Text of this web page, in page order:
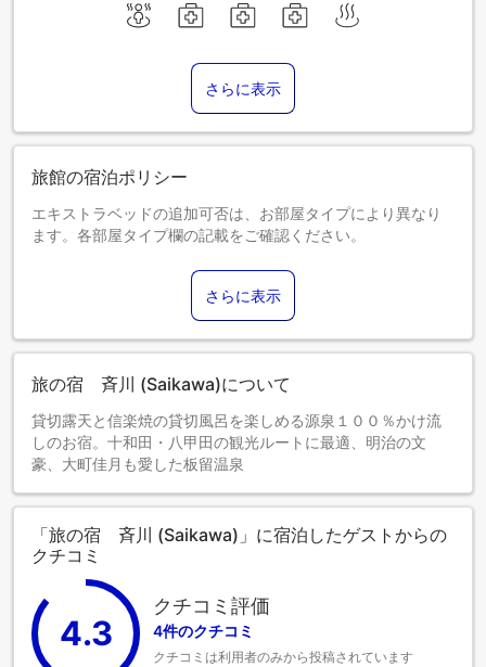
さらに表示
旅館の宿泊ポリシー
エキストラベッドの追加可否は、お部屋タイプにより異なり
ます。各部屋タイプ欄の記載をご確認ください。
さらに表示
旅の宿 斉川 (Saikawa)について
貸切露天と信楽焼の貸切風呂を楽しめる源泉１００％かけ流
しのお宿。十和田・八甲田の観光ルートに最適、明治の文
豪、大町佳月も愛した板留温泉
「旅の宿 斉川 (Saikawa)」に宿泊したゲストからの
クチコミ
4.3
クチコミ評価
4件のクチコミ
クチコミは利用者のみから投稿されています